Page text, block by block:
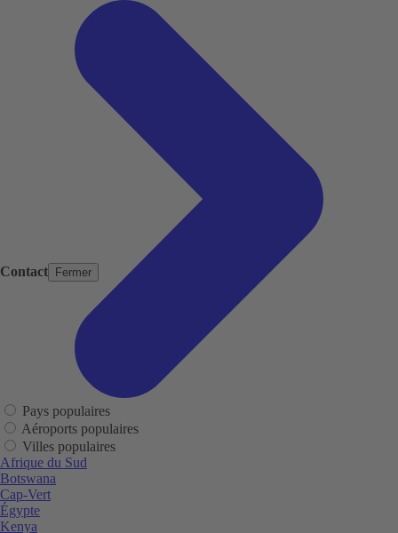
Contact Fermer
Pays populaires
Aéroports populaires
Villes populaires
Afrique du Sud
Botswana
Cap-Vert
Égypte
Kenya